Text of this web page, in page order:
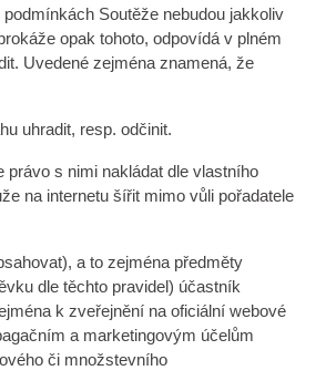
Soutěže nebudou jakkoliv
opak tohoto, odpovídá v plném
Uvedené zejména znamená, že
uhradit, resp. odčinit.
s nimi nakládat dle vlastního
na internetu šířit mimo vůli pořadatele
a to zejména předměty
dle těchto pravidel) účastník
k zveřejnění na oficiální webové
a marketingovým účelům
či množstevního